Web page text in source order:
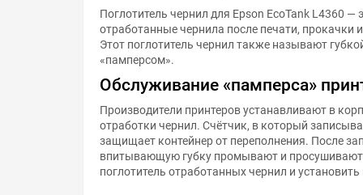
Поглотитель чернил для Epson EcoTank L4360
отработанные чернила после печати, прокачки
Этот поглотитель чернил также называют
«памперсом».
Обслуживание «памперса»
Производители принтеров устанавливают в
отработки чернил. Счётчик, в который
защищает контейнер от переполнения. После
впитывающую губку промывают и
поглотитель отработанных чернил и установить